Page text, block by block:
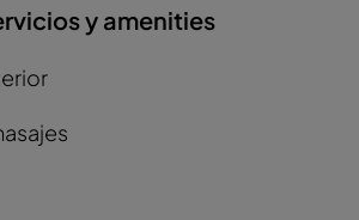
y amenities